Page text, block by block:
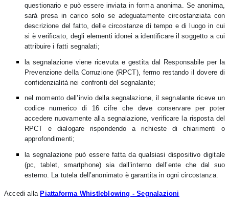
questionario e può essere inviata in forma anonima. Se anonima,
sarà presa in carico solo se adeguatamente circostanziata con
descrizione del fatto, delle circostanze di tempo e di luogo in cui
si è verificato, degli elementi idonei a identificare il soggetto a cui
attribuire i fatti segnalati;
la segnalazione viene ricevuta e gestita dal Responsabile per la
Prevenzione della Corruzione (RPCT), fermo restando il dovere di
confidenzialità nei confronti del segnalante;
nel momento dell’invio della segnalazione, il segnalante riceve un
codice numerico di 16 cifre che deve conservare per poter
accedere nuovamente alla segnalazione, verificare la risposta del
RPCT e dialogare rispondendo a richieste di chiarimenti o
approfondimenti;
la segnalazione può essere fatta da qualsiasi dispositivo digitale
(pc, tablet, smartphone) sia dall’interno dell’ente che dal suo
esterno. La tutela dell’anonimato è garantita in ogni circostanza.
Accedi alla Piattaforma Whistleblowing - Segnalazioni